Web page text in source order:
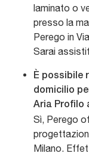
laminato o
presso la
Perego in
Sarai
È possibile
domicilio
Aria Profilo
Sì, Perego
Milano.